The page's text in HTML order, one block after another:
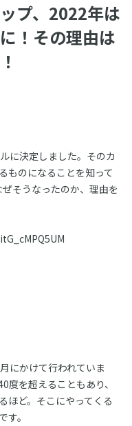
プ、2022年は
！その理由は
に決定しました。そのカ
ものになることを知って
そうなったのか、理由を
にかけて行われていま
度を超えることもあり、
ほど。そこにやってくる
。